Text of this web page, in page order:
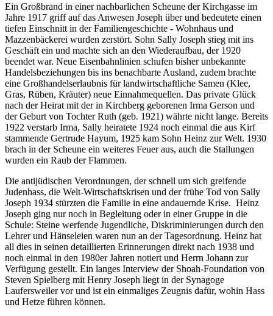
Ein Großbrand in einer nachbarlichen Scheune der Kirchgasse im
Jahre 1917 griff auf das Anwesen Joseph über und bedeutete einen
tiefen Einschnitt in der Familiengeschichte - Wohnhaus und
Mazzenbäckerei wurden zerstört. Sohn Sally Joseph stieg mit ins
Geschäft ein und machte sich an den Wiederaufbau, der 1920
beendet war. Neue Eisenbahnlinien schufen bisher unbekannte
Handelsbeziehungen bis ins benachbarte Ausland, zudem brachte
eine Großhandelserlaubnis für landwirtschaftliche Samen (Klee,
Gras, Rüben, Kräuter) neue Einnahmequellen. Das private Glück
nach der Heirat mit der in Kirchberg geborenen Irma Gerson und
der Geburt von Tochter Ruth (geb. 1921) währte nicht lange. Bereits
1922 verstarb Irma, Sally heiratete 1924 noch einmal die aus Kirf
stammende Gertrude Hayum, 1925 kam Sohn Heinz zur Welt. 1930
brach in der Scheune ein weiteres Feuer aus, auch die Stallungen
wurden ein Raub der Flammen.
Die antijüdischen Verordnungen, der schnell um sich greifende
Judenhass, die Welt-Wirtschaftskrisen und der frühe Tod von Sally
Joseph 1934 stürzten die Familie in eine andauernde Krise. Heinz
Joseph ging nur noch in Begleitung oder in einer Gruppe in die
Schule: Steine werfende Jugendliche, Diskriminierungen durch den
Lehrer und Hänseleien waren nun an der Tagesordnung. Heinz hat
all dies in seinen detaillierten Erinnerungen direkt nach 1938 und
noch einmal in den 1980er Jahren notiert und Herrn Johann zur
Verfügung gestellt. Ein langes Interview der Shoah-Foundation von
Steven Spielberg mit Henry Joseph liegt in der Synagoge
Laufersweiler vor und ist ein einmaliges Zeugnis dafür, wohin Hass
und Hetze führen können.